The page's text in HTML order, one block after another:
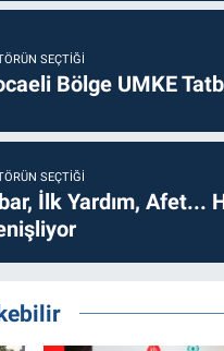
SEÇTIĞI
Bölge UMKE
SEÇTIĞI
İlk Yardım, Afet...